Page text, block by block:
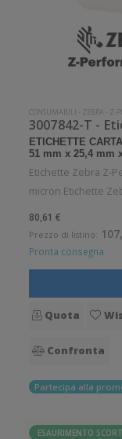
CONSUMABILI - ZEBRA - Z-
ETICHETTE
51 mm x 25,4 mm
Etichette Zebra Z-
micron Etichette
permanente.
mm. Tipo: Supp
80,61 €
Prezzo di listino:
Pronta consegna
Quota
Confronta
Partecipa alla
ESAURIMENTO